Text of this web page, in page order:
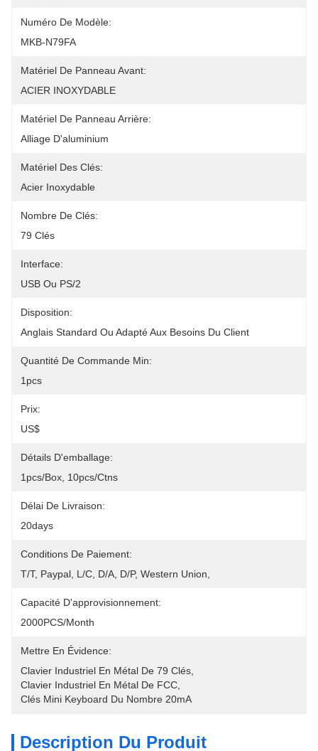
Numéro De Modèle:
MKB-N79FA
Matériel De Panneau Avant:
ACIER INOXYDABLE
Matériel De Panneau Arrière:
Alliage D'aluminium
Matériel Des Clés:
Acier Inoxydable
Nombre De Clés:
79 Clés
Interface:
USB Ou PS/2
Disposition:
Anglais Standard Ou Adapté Aux Besoins Du Client
Quantité De Commande Min:
1pcs
Prix:
US$
Détails D'emballage:
1pcs/box, 10pcs/ctns
Délai De Livraison:
20days
Conditions De Paiement:
T/T, Paypal, L/C, D/A, D/P, Western Union,
Capacité D'approvisionnement:
2000PCS/month
Mettre En Évidence:
Clavier Industriel En Métal De 79 Clés
Clavier Industriel En Métal De FCC
Clés Mini Keyboard Du Nombre 20mA
Description Du Produit